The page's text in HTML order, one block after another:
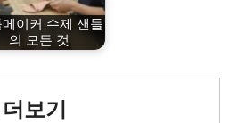
이커 수제 샌들
의 모든 것
보기